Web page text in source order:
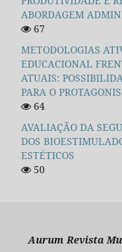
ABORDAGEM
67
METODOLOGIAS
EDUCACIONAL
ATUAIS:
PARA O
64
AVALIAÇÃO DA
DOS
ESTÉTICOS
50
Aurum Revista